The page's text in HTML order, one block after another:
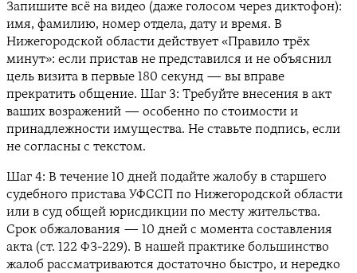
Запишите всё на видео (даже голосом через диктофон):
имя, фамилию, номер отдела, дату и время. В
Нижегородской области действует «Правило трёх
минут»: если пристав не представился и не объяснил
цель визита в первые 180 секунд — вы вправе
прекратить общение. Шаг 3: Требуйте внесения в акт
ваших возражений — особенно по стоимости и
принадлежности имущества. Не ставьте подпись, если
не согласны с текстом.
Шаг 4: В течение 10 дней подайте жалобу в старшего
судебного пристава УФССП по Нижегородской области
или в суд общей юрисдикции по месту жительства.
Срок обжалования — 10 дней с момента составления
акта (ст. 122 ФЗ-229). В нашей практике большинство
жалоб рассматриваются достаточно быстро, и нередко